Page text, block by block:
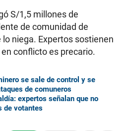
S/1,5 millones de
de comunidad de
niega. Expertos sostienen
conflicto es precario.
se sale de control y se
de comuneros
expertos señalan que no
de votantes